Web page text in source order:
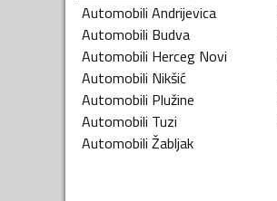
Automobili Andrijevica
Automobili Budva
Automobili Herceg Novi
Automobili Nikšić
Automobili Plužine
Automobili Tuzi
Automobili Žabljak